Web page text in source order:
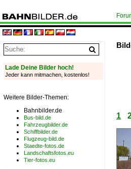
1
Lade Deine Bilder hoch!
Jeder kann mitmachen, kostenlos!
Weitere Bilder-Themen:
Bahnbilder.de
Bus-bild.de
Fahrzeugbilder.de
Schiffbilder.de
Flugzeug-bild.de
Staedte-fotos.de
Landschaftsfotos.eu
Tier-fotos.eu